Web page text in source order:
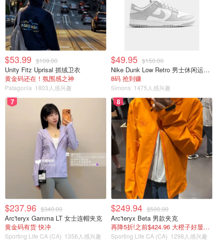
$53.99 $109.00
Unity Fitz Uprisal 抓绒卫衣
黄金码还在！氛围感之神
Patagonia 1803人感兴趣
$49.95 $150.00
Nike Dunk Low Retro 男士休闲运动鞋
8码 抢到赚
Simons 1475人感兴趣
7
$237.96 $340.00
Arc'teryx Gamma LT 女士连帽夹克
黄金码有货 快冲
Sporting Life CA (CA) 1356人感兴趣
8
$249.94 $500.00
Arc'teryx Beta 男款夹克
再降5折!之前$424.96 大橙子好显白 蹲补
Sporting Life CA (CA) 1298人感兴趣